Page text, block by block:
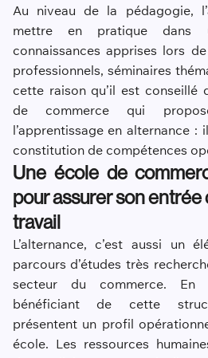
Au niveau de la pédagogie,
mettre en pratique dans
connaissances apprises lors
professionnels, séminaires
cette raison qu’il est conseillé
de commerce qui
l’apprentissage en alternance :
constitution de compétences
Une école de
pour assurer son entrée
travail
L’alternance, c’est aussi un
parcours d’études très
secteur du commerce. En
bénéficiant de cette
présentent un profil
école. Les ressources